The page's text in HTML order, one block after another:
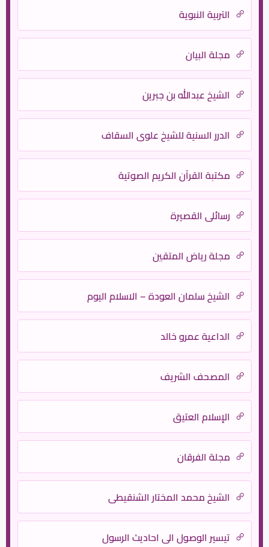
التربية النبوية
مجلة البيان
الشيخ عبدالله بن جبرين
الدرر السنية للشيخ علوي السقاف
مكتبة القرآن الكريم الصوتية
رسائلي القصيرة
مجلة رياض المتقين
الشيخ سلمان العودة – الاسلام اليوم
الداعية عمرو خالد
المصحف الشريف
الإسلام العتيق
مجلة الفرقان
الشيخ محمد المختار الشنقيطي
تيسير الوصول الى احاديث الرسول